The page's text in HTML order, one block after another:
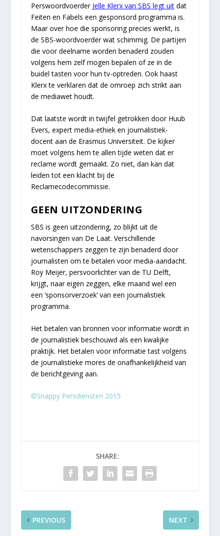
Perswoordvoerder Jelle Klerx van SBS legt uitdat
Feiten en Fabels een gesponsord programma is.
Maar over hoe die sponsoring precies werkt, is
de SBS-woordvoerder wat schimmig. De partijen
die voor deelname worden benaderd zouden
volgens hem zelf mogen bepalen of ze in de
buidel tasten voor hun tv-optreden. Ook haast
Klerx te verklaren dat de omroep zich strikt aan
de mediawet houdt.
Dat laatste wordt in twijfel getrokken door Huub
Evers, expert media-ethiek en journalistiek-
docent aan de Erasmus Universiteit. De kijker
moet volgens hem te allen tijde weten dat er
reclame wordt gemaakt. Zo niet, dan kan dat
leiden tot een klacht bij de
Reclamecodecommissie.
GEEN UITZONDERING
SBS is geen uitzondering, zo blijkt uit de
navorsingen van De Laat. Verschillende
wetenschappers zeggen te zijn benaderd door
journalisten om te betalen voor media-aandacht.
Roy Meijer, persvoorlichter van de TU Delft,
krijgt, naar eigen zeggen, elke maand wel een
een ‘sponsorverzoek’ van een journalistiek
programma.
Het betalen van bronnen voor informatie wordt in
de journalistiek beschouwd als een kwalijke
praktijk. Het betalen voor informatie tast volgens
de journalistieke mores de onafhankelijkheid van
de berichtgeving aan.
©Snappy Persdiensten 2015
SHARE:
PREVIOUS NEXT